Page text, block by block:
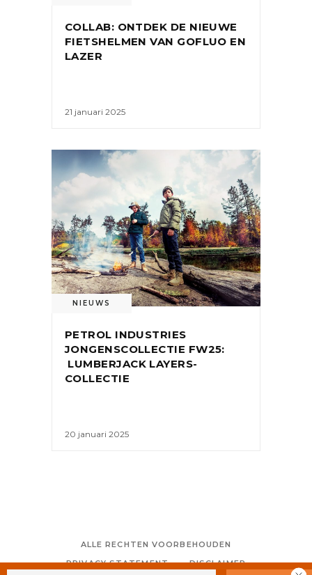
COLLAB: ONTDEK DE NIEUWE
FIETSHELMEN VAN GOFLUO EN
LAZER
21 januari 2025
NIEUWS
PETROL INDUSTRIES
JONGENSCOLLECTIE FW25:
LUMBERJACK LAYERS-
COLLECTIE
20 januari 2025
ALLE RECHTEN VOORBEHOUDEN
PRIVACY STATEMENT
DISCLAIMER